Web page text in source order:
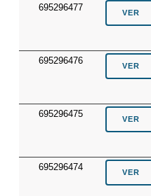
695296477
695296476
695296475
695296474